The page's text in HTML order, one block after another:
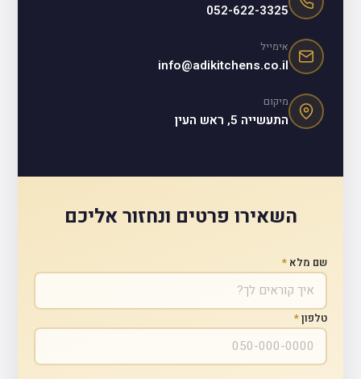
052-622-3325
אימייל
info@adikitchens.co.il
מיקום
התעשייה 5, ראש העין
השאירו פרטים ונחזור אליכם
שם מלא*
טלפון*